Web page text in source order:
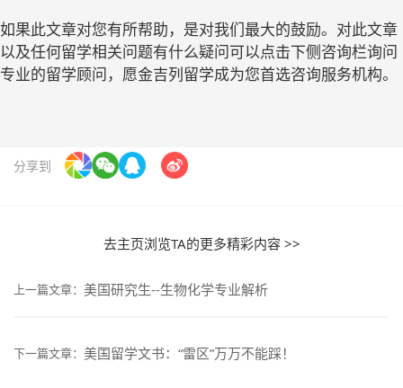
如果此文章对您有所帮助，是对我们最大的鼓励。对此文章
以及任何留学相关问题有什么疑问可以点击下侧咨询栏询问
专业的留学顾问，愿金吉列留学成为您首选咨询服务机构。
分享到
去主页浏览TA的更多精彩内容 >>
上一篇文章： 美国研究生--生物化学专业解析
下一篇文章： 美国留学文书：“雷区”万万不能踩！